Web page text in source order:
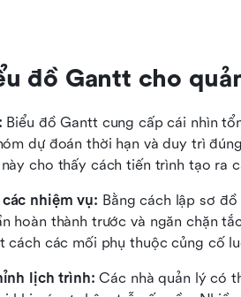
đồ Gantt cho
Biểu đồ Gantt cung cấp cái nhìn
dự đoán thời hạn và duy trì
cho thấy cách tiến trình tạo ra
nhiệm vụ: Bằng cách lập sơ
hoàn thành trước và ngăn chặn
cách các mối phụ thuộc củng cố
lịch trình: Các nhà quản lý có